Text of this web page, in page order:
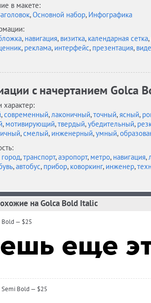
в макете:
,Основной набор, Инфографика
, навигация, визитка, календарная сетка,
, реклама, интерфейс, презентация,
c начертанием Golca
характер:
,современный,лаконичный,точный,ясный,
, мотивирующий,твердый,убедительный,
,смелый, инженерный,умный,
город,транспорт,аэропорт, метро, навигация,
,автобус, прибор, коворкинг, инженер,
на Golca Bold Italic
Bold — $25
Bold — $25